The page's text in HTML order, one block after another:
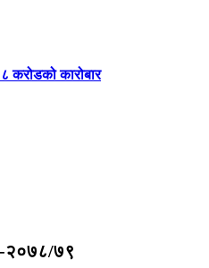
करोडको कारोबार
२०७८/७९